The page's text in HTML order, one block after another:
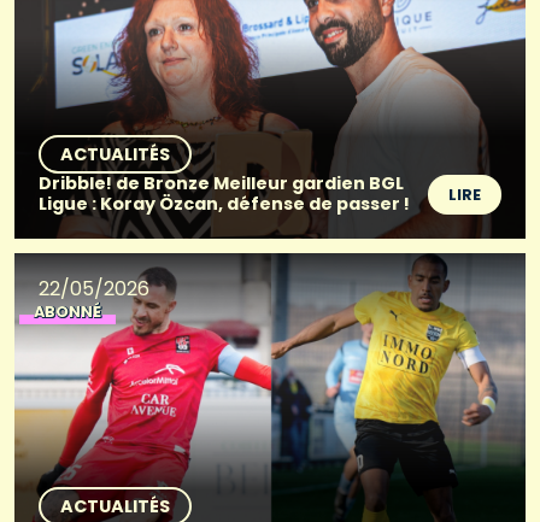
ACTUALITÉS
Dribble! de Bronze Meilleur gardien BGL
Ligue : Koray Özcan, défense de passer !
LIRE
22/05/2026
ABONNÉ
ACTUALITÉS